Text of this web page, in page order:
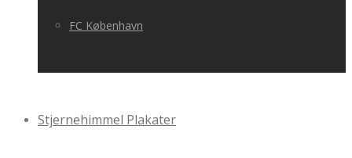
FC København
Stjernehimmel Plakater